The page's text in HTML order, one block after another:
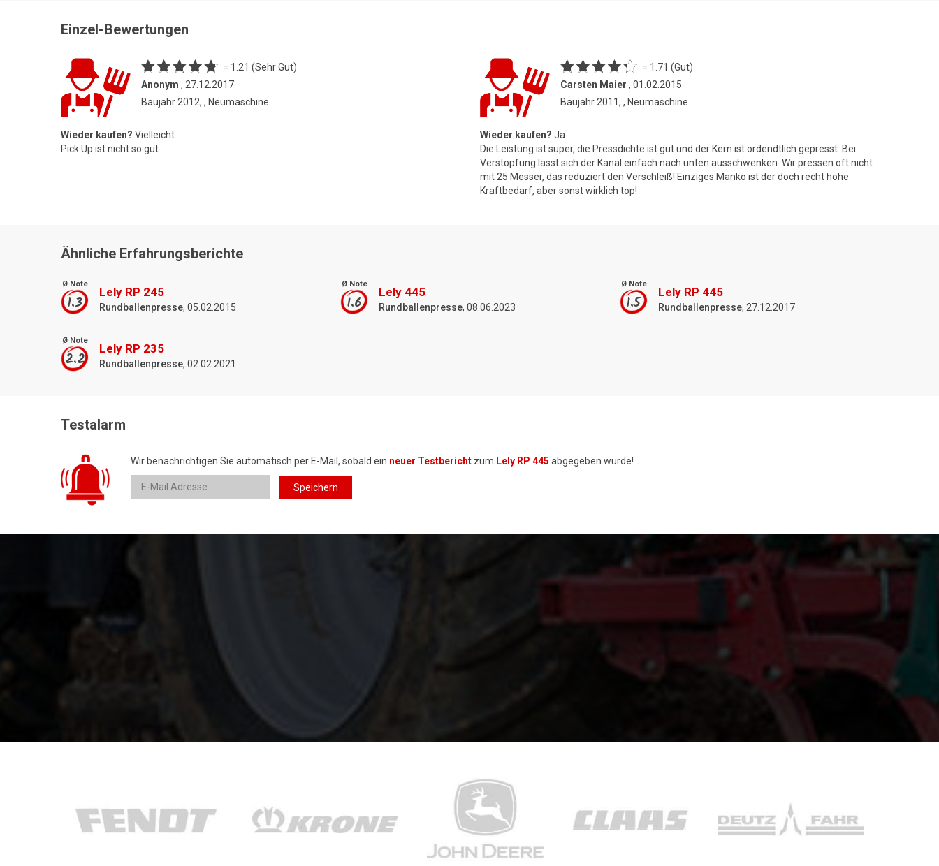
Einzel-Bewertungen
= 1.21 (Sehr Gut)
Anonym , 27.12.2017
Baujahr 2012, , Neumaschine
Wieder kaufen? Vielleicht
Pick Up ist nicht so gut
= 1.71 (Gut)
Carsten Maier , 01.02.2015
Baujahr 2011, , Neumaschine
Wieder kaufen? Ja
Die Leistung ist super, die Pressdichte ist gut und der Kern ist ordendtlich gepresst. Bei
Verstopfung lässt sich der Kanal einfach nach unten ausschwenken. Wir pressen oft nicht
mit 25 Messer, das reduziert den Verschleiß! Einziges Manko ist der doch recht hohe
Kraftbedarf, aber sonst wirklich top!
Ähnliche Erfahrungsberichte
Ø Note
1.3
Lely RP 245
Rundballenpresse, 05.02.2015
Ø Note
1.6
Lely 445
Rundballenpresse, 08.06.2023
Ø Note
1.5
Lely RP 445
Rundballenpresse, 27.12.2017
Ø Note
2.2
Lely RP 235
Rundballenpresse, 02.02.2021
Testalarm
Wir benachrichtigen Sie automatisch per E-Mail, sobald ein neuer Testbericht zum Lely RP 445 abgegeben wurde!
Speichern